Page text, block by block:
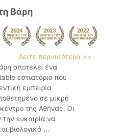
Βάρη
Δείτε περισσότερα >>
αποτελεί ένα
εστιατόριο που
εμπειρία
σε μικρή
της Αθήνας. Οι
ευκαιρία να
βιολογικά ...